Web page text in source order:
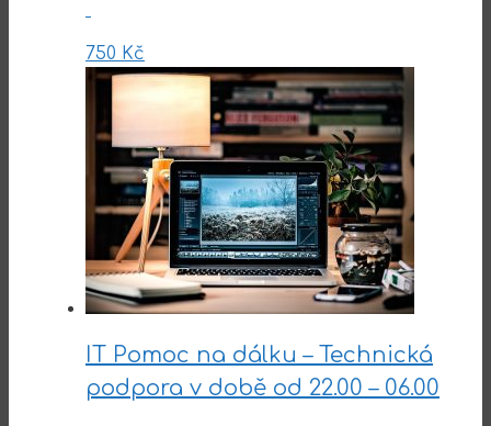
750 Kč
IT Pomoc na dálku – Technická
podpora v době od 22.00 – 06.00